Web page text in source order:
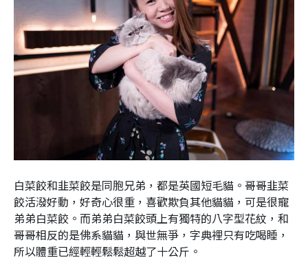
白菜餃和韭菜餃是同胞兄弟，都是英國短毛貓。哥哥韭菜
餃活潑好動，好奇心很重，喜歡欺負其他貓貓，可是很寵
弟弟白菜餃。而弟弟白菜餃頭上有獨特的八字型花紋，和
哥哥相反的是佛系貓貓，與世無爭，字典裡只有吃喝睡，
所以體重已經輕輕鬆鬆超越了十公斤。